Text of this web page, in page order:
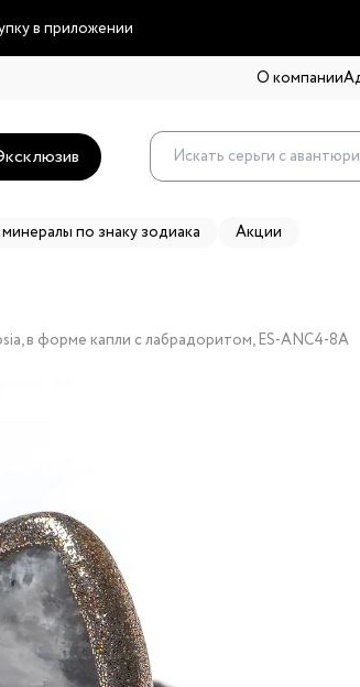
в приложении
О компании
по знаку зодиака Акции
в форме капли с лабрадоритом, ES-ANC4-8A